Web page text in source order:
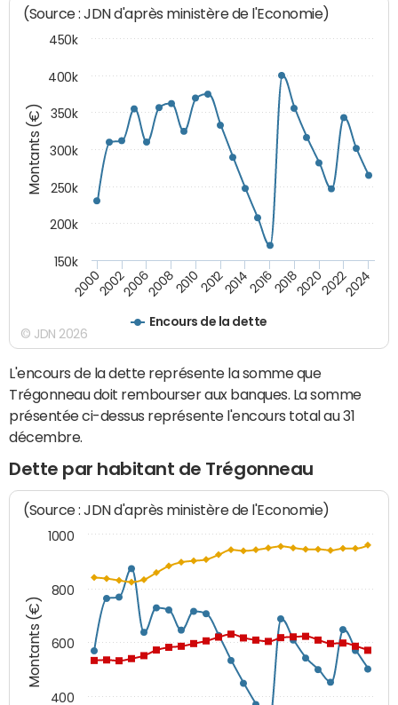
Montants (€)
(Source : JDN d'après ministère de l'Economie)
Encours de la dette
200020022006200820102012201420162018202020222024
150k
200k
250k
300k
350k
400k
450k
© JDN 2026
L'encours de la dette représente la somme que
Trégonneau doit rembourser aux banques. La somme
présentée ci-dessus représente l'encours total au 31
décembre.
Dette par habitant de Trégonneau
Montants (€)
(Source : JDN d'après ministère de l'Economie)
400
600
800
1000